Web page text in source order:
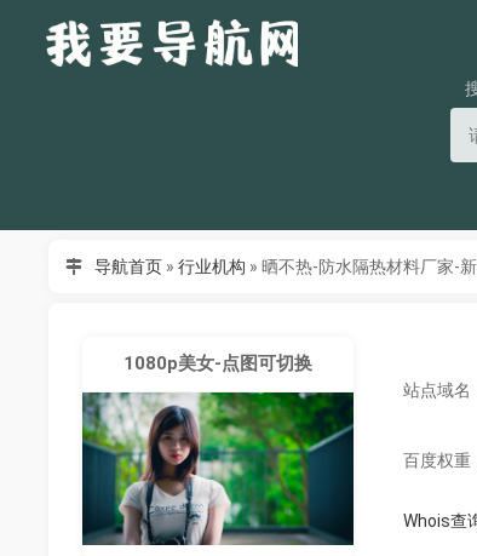
导航首页 » 行业机构 » 晒不热-防水隔热材料厂家-
站点域名
百度权重
Whois查
1080p美女-点图可切换